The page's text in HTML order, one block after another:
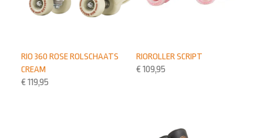
RIOROLLER SCRIPT
€ 109,95
RIO 360 ROSE ROLSCHAATS
CREAM
€ 119,95